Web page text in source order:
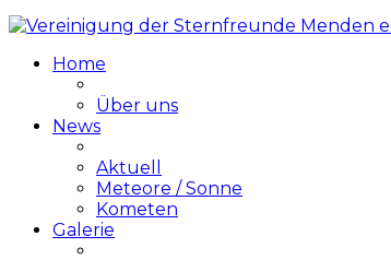
Home
Über uns
News
Aktuell
Meteore / Sonne
Kometen
Galerie